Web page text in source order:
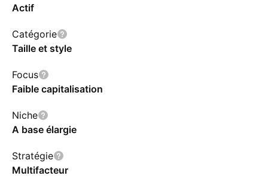
Actif
Catégorie
Taille et style
Focus
Faible capitalisation
Niche
A base élargie
Stratégie
Multifacteur